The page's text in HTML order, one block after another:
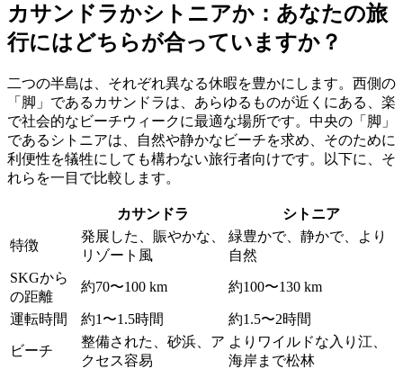
カサンドラかシトニアか：あなたの旅
行にはどちらが合っていますか？
二つの半島は、それぞれ異なる休暇を豊かにします。西側の
「脚」であるカサンドラは、あらゆるものが近くにある、楽
で社会的なビーチウィークに最適な場所です。中央の「脚」
であるシトニアは、自然や静かなビーチを求め、そのために
利便性を犠牲にしても構わない旅行者向けです。以下に、そ
れらを一目で比較します。
カサンドラ シトニア
特徴
発展した、賑やかな、
リゾート風
緑豊かで、静かで、より
自然
SKGから
の距離
約70〜100 km 約100〜130 km
運転時間 約1〜1.5時間 約1.5〜2時間
ビーチ
整備された、砂浜、ア
クセス容易
よりワイルドな入り江、
海岸まで松林